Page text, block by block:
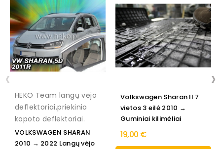
HEKO Team langų vėjo
deflektoriai,priekinio
kapoto deflektoriai.
VOLKSWAGEN SHARAN
2010 → 2022 Langų vėjo
Volkswagen Sharan ll 7
vietos 3 eilė 2010 →
Guminiai kilimėliai
19,00 €
‹ ›